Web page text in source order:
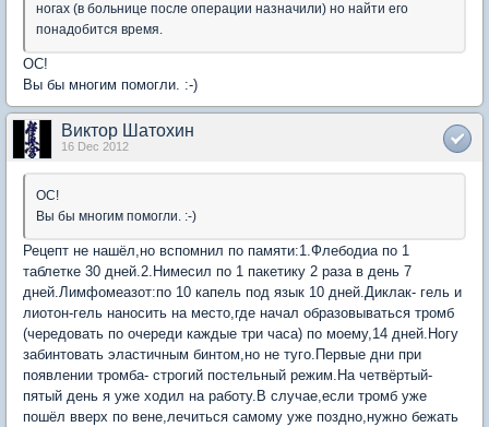
ногах (в больнице после операции назначили) но найти его
понадобится время.
ОС!
Вы бы многим помогли. :-)
Виктор Шатохин
16 Dec 2012
ОС!
Вы бы многим помогли. :-)
Рецепт не нашёл,но вспомнил по памяти:1.Флебодиа по 1
таблетке 30 дней.2.Нимесил по 1 пакетику 2 раза в день 7
дней.Лимфомеазот:по 10 капель под язык 10 дней.Диклак- гель и
лиотон-гель наносить на место,где начал образовываться тромб
(чередовать по очереди каждые три часа) по моему,14 дней.Ногу
забинтовать эластичным бинтом,но не туго.Первые дни при
появлении тромба- строгий постельный режим.На четвёртый-
пятый день я уже ходил на работу.В случае,если тромб уже
пошёл вверх по вене,лечиться самому уже поздно,нужно бежать